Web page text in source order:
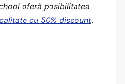
oferă posibilitatea
cu 50% discount.